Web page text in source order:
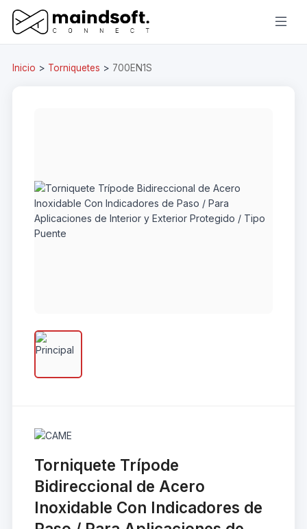
Inicio > Torniquetes > 700EN1S
Torniquete Trípode
Bidireccional de Acero
Inoxidable Con Indicadores de